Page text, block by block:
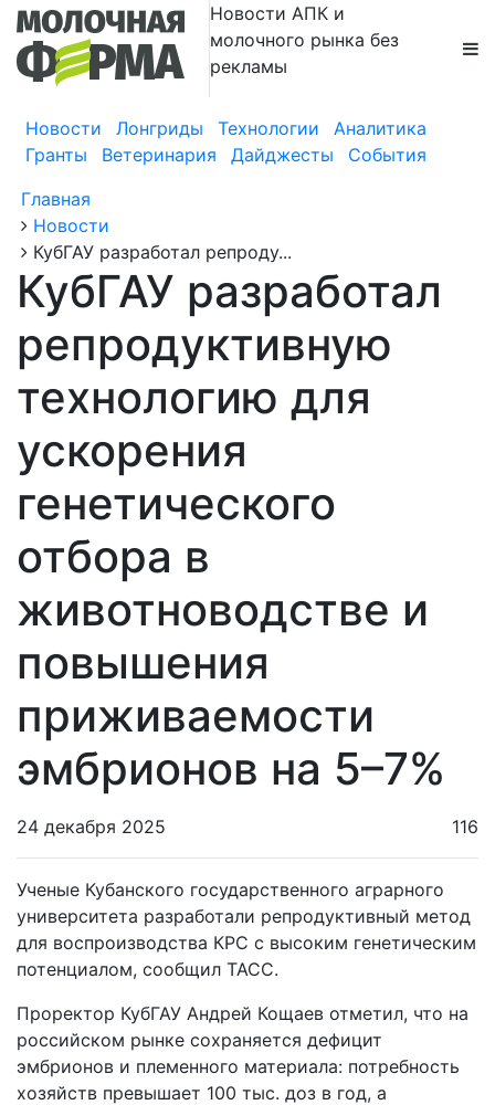
Новости АПК и
молочного рынка без
рекламы
Новости Лонгриды Технологии
Аналитика
Гранты
Ветеринария Дайджесты
События
Главная
Новости
КубГАУ разработал репроду...
КубГАУ разработал
репродуктивную
технологию для
ускорения
генетического
отбора в
животноводстве и
повышения
приживаемости
эмбрионов на 5–7%
24 декабря 2025 116
Ученые Кубанского государственного аграрного
университета разработали репродуктивный метод
для воспроизводства КРС с высоким генетическим
потенциалом, сообщил ТАСС.
Проректор КубГАУ Андрей Кощаев отметил, что на
российском рынке сохраняется дефицит
эмбрионов и племенного материала: потребность
хозяйств превышает 100 тыс. доз в год, а